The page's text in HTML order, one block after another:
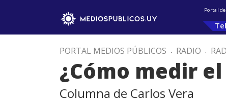
Portal
PORTAL MEDIOS PÚBLICOS . RADIO .
¿Cómo medir
Columna de Carlos Vera